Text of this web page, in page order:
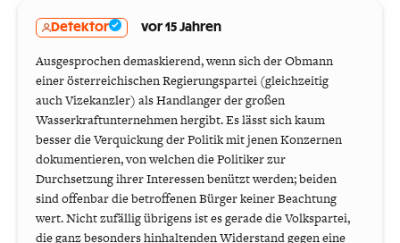
Detektor vor 15 Jahren
Ausgesprochen demaskierend, wenn sich der Obmann
einer österreichischen Regierungspartei (gleichzeitig
auch Vizekanzler) als Handlanger der großen
Wasserkraftunternehmen hergibt. Es lässt sich kaum
besser die Verquickung der Politik mit jenen Konzernen
dokumentieren, von welchen die Politiker zur
Durchsetzung ihrer Interessen benützt werden; beiden
sind offenbar die betroffenen Bürger keiner Beachtung
wert. Nicht zufällig übrigens ist es gerade die Volkspartei,
die ganz besonders hinhaltenden Widerstand gegen eine